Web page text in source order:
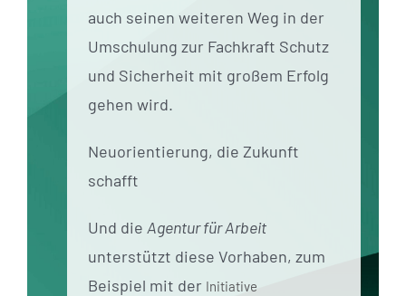
auch seinen weiteren Weg in der
Umschulung zur Fachkraft Schutz
und Sicherheit mit großem Erfolg
gehen wird.
Neuorientierung, die Zukunft
schafft
Und die Agentur für Arbeit
unterstützt diese Vorhaben, zum
Beispiel mit der Initiative